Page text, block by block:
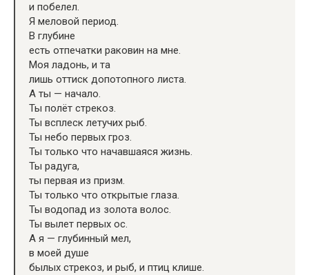
и побелел.
Я меловой период.
В глубине
есть отпечатки раковин на мне.
Моя ладонь, и та
лишь оттиск допотопного листа.
А ты — начало.
Ты полёт стрекоз.
Ты всплеск летучих рыб.
Ты небо первых гроз.
Ты только что начавшаяся жизнь.
Ты радуга,
ты первая из призм.
Ты только что открытые глаза.
Ты водопад из золота волос.
Ты вылет первых ос.
А я — глубинный мел,
в моей душе
былых стрекоз, и рыб, и птиц клише.